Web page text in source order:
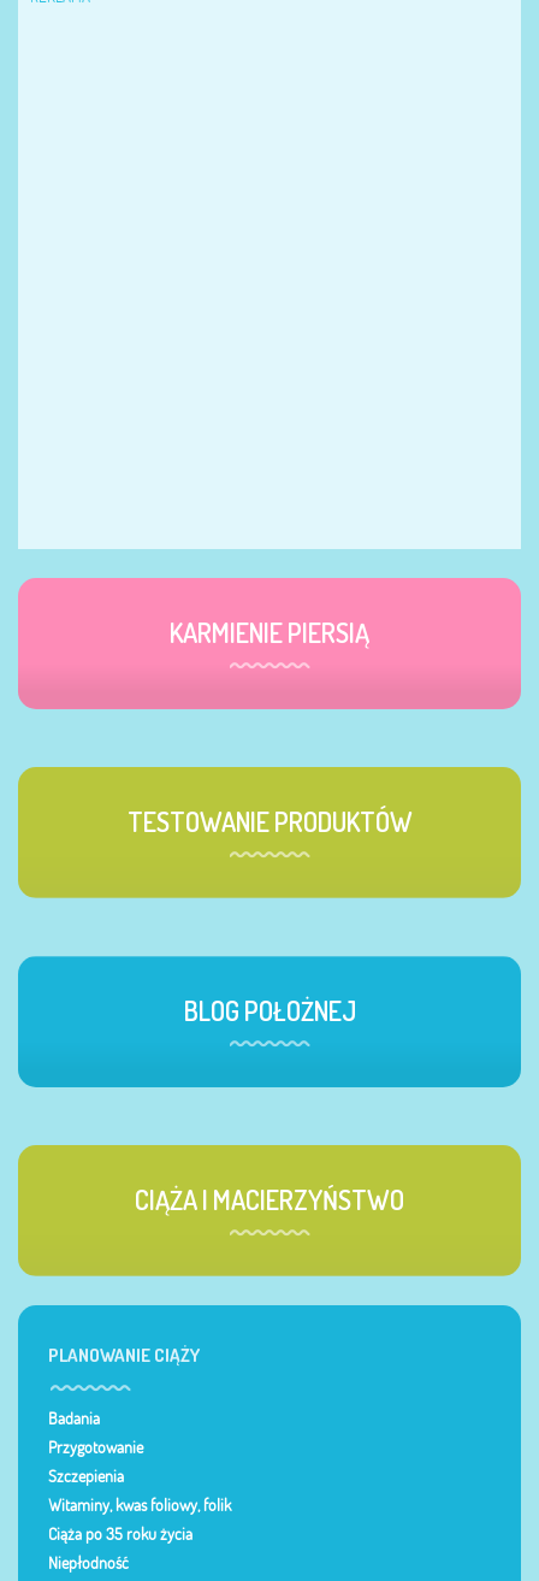
KARMIENIE PIERSIĄ
TESTOWANIE PRODUKTÓW
BLOG POŁOŻNEJ
CIĄŻA I MACIERZYŃSTWO
PLANOWANIE CIĄŻY
Badania
Przygotowanie
Szczepienia
Witaminy, kwas foliowy, folik
Ciąża po 35 roku życia
Niepłodność